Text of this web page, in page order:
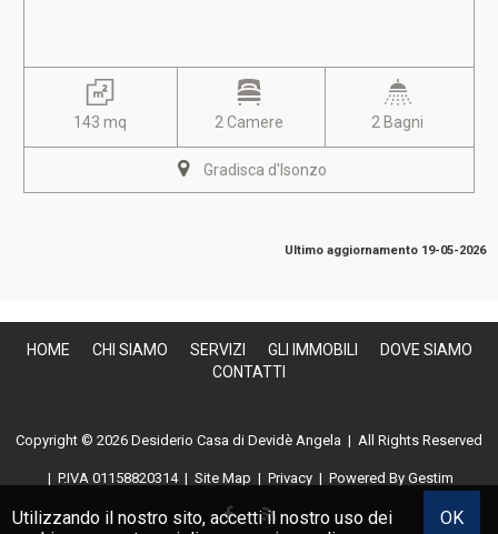
143 mq 2 Camere 2 Bagni
Gradisca d'Isonzo
Ultimo aggiornamento 19-05-2026
HOME CHI SIAMO SERVIZI GLI IMMOBILI
DOVE SIAMO
CONTATTI
Copyright © 2026 Desiderio Casa di Devidè Angela | All Rights Reserved
| P.IVA 01158820314| Site Map | Privacy | Powered By Gestim
Utilizzando il nostro sito, accetti il nostro uso dei
OK